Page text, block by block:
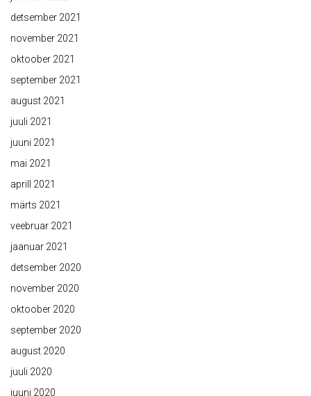
detsember 2021
november 2021
oktoober 2021
september 2021
august 2021
juuli 2021
juuni 2021
mai 2021
aprill 2021
märts 2021
veebruar 2021
jaanuar 2021
detsember 2020
november 2020
oktoober 2020
september 2020
august 2020
juuli 2020
juuni 2020